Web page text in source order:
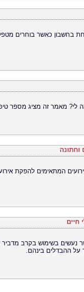
בחשבון כאשר בוחרים
לי? מאמר זה מציג מספר
וחתונה
המתאימים להפקת
חיים
נעשים בשימוש בקרב
על ההבדלים בינהם.